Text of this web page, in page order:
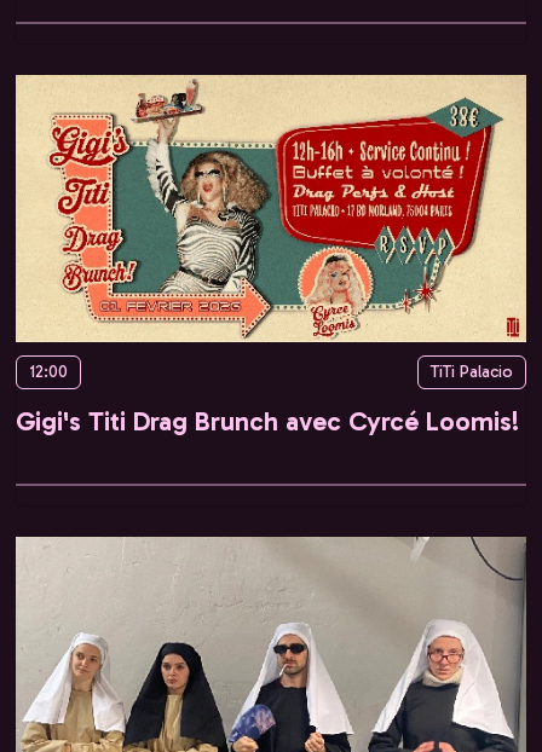
12:00 TiTi Palacio
Gigi's Titi Drag Brunch avec Cyrcé Loomis!